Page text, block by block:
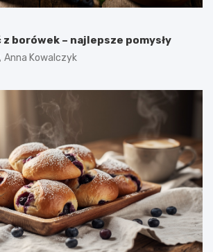
z borówek – najlepsze pomysły
Anna Kowalczyk